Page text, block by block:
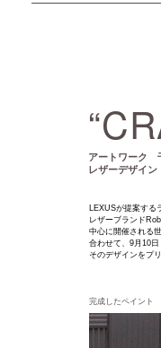
アートワーク
レザーデザイ
LEXUSが提案する
レザーブランド
中心に開催される
合わせて、9月10日
そのデザインをプ
完成したペイント